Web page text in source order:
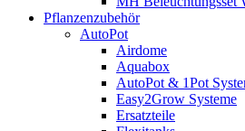
Pflanzenzubehör
AutoPot
Airdome
Aquabox
AutoPot & 1Pot
Easy2Grow Systeme
Ersatzteile